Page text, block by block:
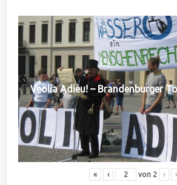
Veolia Adieu! – Brandenburger
« ‹ von 2 ›